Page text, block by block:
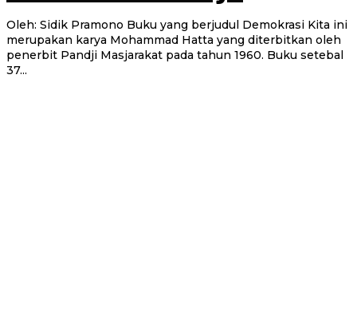
Oleh: Sidik Pramono Buku yang berjudul Demokrasi Kita ini
merupakan karya Mohammad Hatta yang diterbitkan oleh
penerbit Pandji Masjarakat pada tahun 1960. Buku setebal
37...